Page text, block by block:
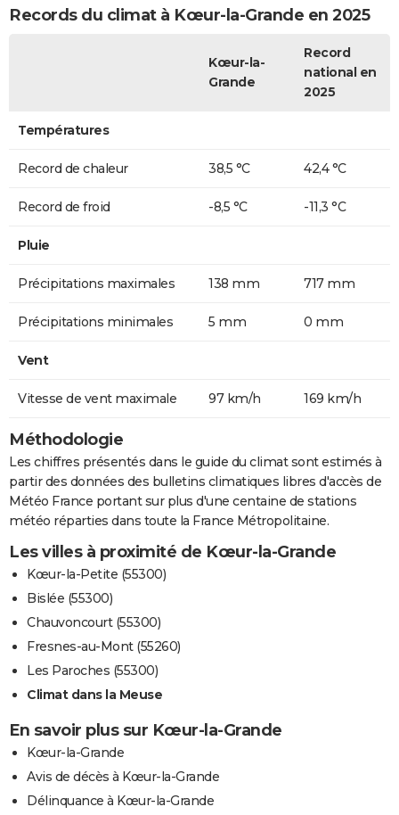
Records du climat à Kœur-la-Grande en 2025
Kœur-la-
Grande
Record
national en
2025
Températures
Record de chaleur 38,5 °C 42,4 °C
Record de froid -8,5 °C -11,3 °C
Pluie
Précipitations maximales 138 mm 717 mm
Précipitations minimales 5 mm 0 mm
Vent
Vitesse de vent maximale 97 km/h 169 km/h
Méthodologie
Les chiffres présentés dans le guide du climat sont estimés à
partir des données des bulletins climatiques libres d'accès de
Météo France portant sur plus d'une centaine de stations
météo réparties dans toute la France Métropolitaine.
Les villes à proximité de Kœur-la-Grande
Kœur-la-Petite (55300)
Bislée (55300)
Chauvoncourt (55300)
Fresnes-au-Mont (55260)
Les Paroches (55300)
Climat dans la Meuse
En savoir plus sur Kœur-la-Grande
Kœur-la-Grande
Avis de décès à Kœur-la-Grande
Délinquance à Kœur-la-Grande